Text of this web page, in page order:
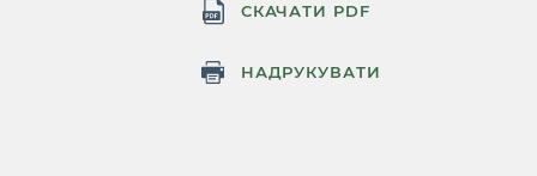
СКАЧАТИ PDF
НАДРУКУВАТИ